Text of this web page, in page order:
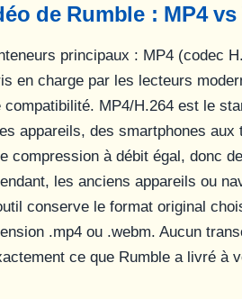
de Rumble : MP4 vs
principaux : MP4 (codec
en charge par les lecteurs
MP4/H.264 est le
appareils, des smartphones aux
compression à débit égal, donc
les anciens appareils ou
conserve le format original
.mp4 ou .webm. Aucun
ce que Rumble a livré à